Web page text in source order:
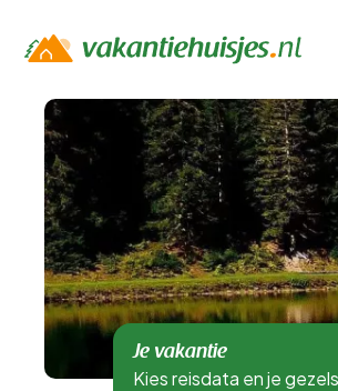
Je vakantie
Kies reisdata en je